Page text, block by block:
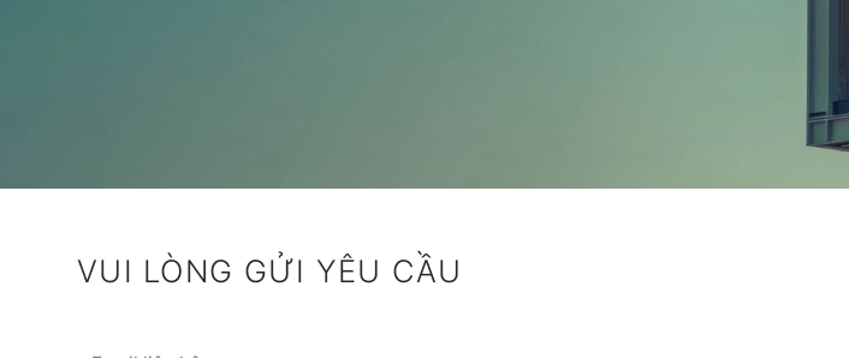
VUI LÒNG GỬI YÊU CẦU